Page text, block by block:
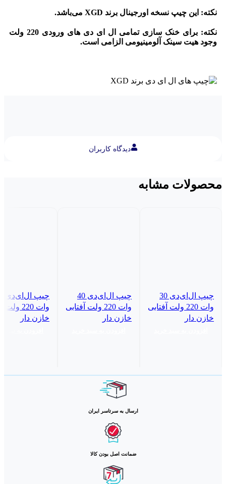
دیدگاه کاربران
نکته: این چیپ نسخه اورجینال برند XGD می‌باشد.
نکته: برای خنک سازی تمامی ال ای دی های ورودی 220 ولت
وجود هیت سینک آلومینیومی الزامی است.
محصولات مشابه
چیپ ال‌ای‌دی 30
وات 220 ولت آفتابی
خازن دار
چیپ ال‌ای‌دی 40
وات 220 ولت آفتابی
خازن دار
وات 220
خازن دار
ارسال به سرتاسر ایران
ضمانت اصل بودن کالا